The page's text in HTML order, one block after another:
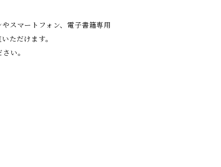
スマートフォン、電子書籍専用
ただけます。
い。